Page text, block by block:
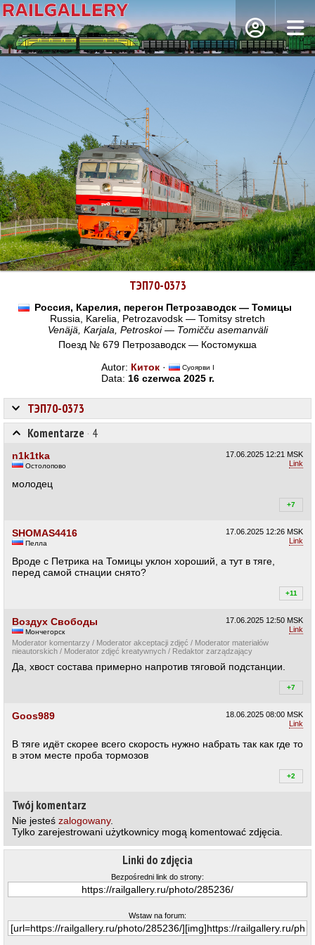
ТЭП70-0373
Россия, Карелия, перегон Петрозаводск — Томицы
Russia, Karelia, Petrozavodsk — Tomitsy stretch
Venäjä, Karjala, Petroskoi — Tomičču asemanväli
Поезд № 679 Петрозаводск — Костомукша
Autor: Киток· Суоярви I
Data: 16 czerwca 2025 r.
Linki do zdjęcia
Bezpośredni link do strony:
Wstaw na forum:
ТЭП70-0373
Komentarze · 4
17.06.2025 12:21 MSK
Link
n1k1tka
Остолопово
молодец
+7
17.06.2025 12:26 MSK
Link
SHOMAS4416
Пелла
Вроде с Петрика на Томицы уклон хороший, а тут в тяге,
перед самой стнации снято?
+11
17.06.2025 12:50 MSK
Link
Воздух Свободы
Мончегорск
Moderator komentarzy / Moderator akceptacji zdjęć / Moderator materiałów
nieautorskich / Moderator zdjęć kreatywnych / Redaktor zarządzający
Да, хвост состава примерно напротив тяговой подстанции.
+7
18.06.2025 08:00 MSK
Link
Goos989
В тяге идёт скорее всего скорость нужно набрать так как где то
в этом месте проба тормозов
+2
Twój komentarz
Nie jesteś zalogowany.
Tylko zarejestrowani użytkownicy mogą komentować zdjęcia.